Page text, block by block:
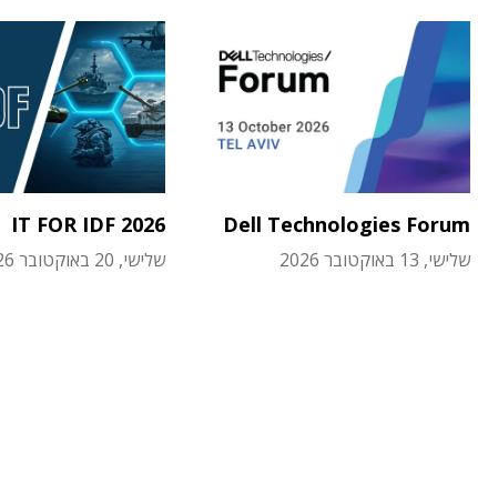
Dell Technologies Forum
שלישי, 13 באוקטובר 2026
IT FOR IDF 2026
שלישי, 20 באוקטובר 2026